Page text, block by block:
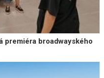
premiéra broadwayského